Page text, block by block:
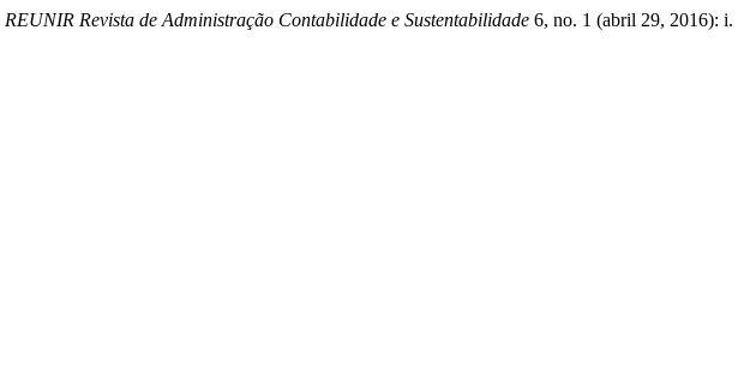
REUNIR Revista de Administração Contabilidade e Sustentabilidade 6, no. 1 (abril 29, 2016): i.